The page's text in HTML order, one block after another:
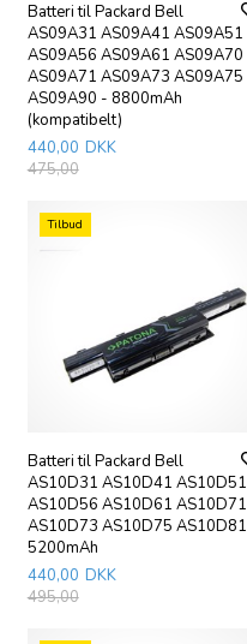
Batteri til Packard Bell
AS09A31 AS09A41 AS09A51
AS09A56 AS09A61 AS09A70
AS09A71 AS09A73 AS09A75
AS09A90 - 8800mAh
(kompatibelt)
440,00 DKK
475,00
Tilbud
Batteri til Packard Bell
AS10D31 AS10D41 AS10D51
AS10D56 AS10D61 AS10D71
AS10D73 AS10D75 AS10D81
5200mAh
440,00 DKK
495,00